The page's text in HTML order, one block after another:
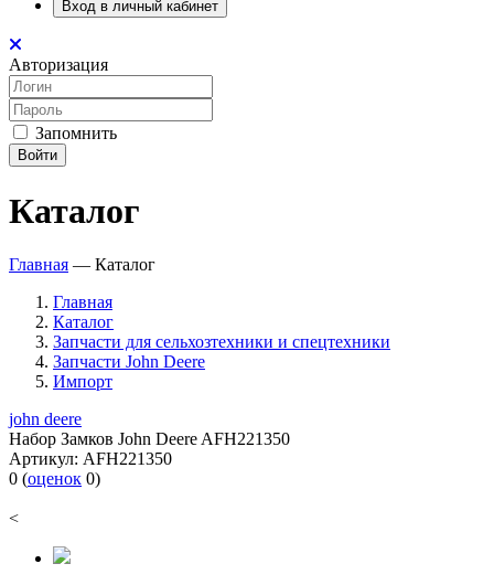
Вход в личный кабинет
Авторизация
Запомнить
Войти
Каталог
Главная — Каталог
Главная
Каталог
Запчасти для сельхозтехники и спецтехники
Запчасти John Deere
Импорт
john deere
Набор Замков John Deere AFH221350
Артикул: AFH221350
0 (оценок 0)
<